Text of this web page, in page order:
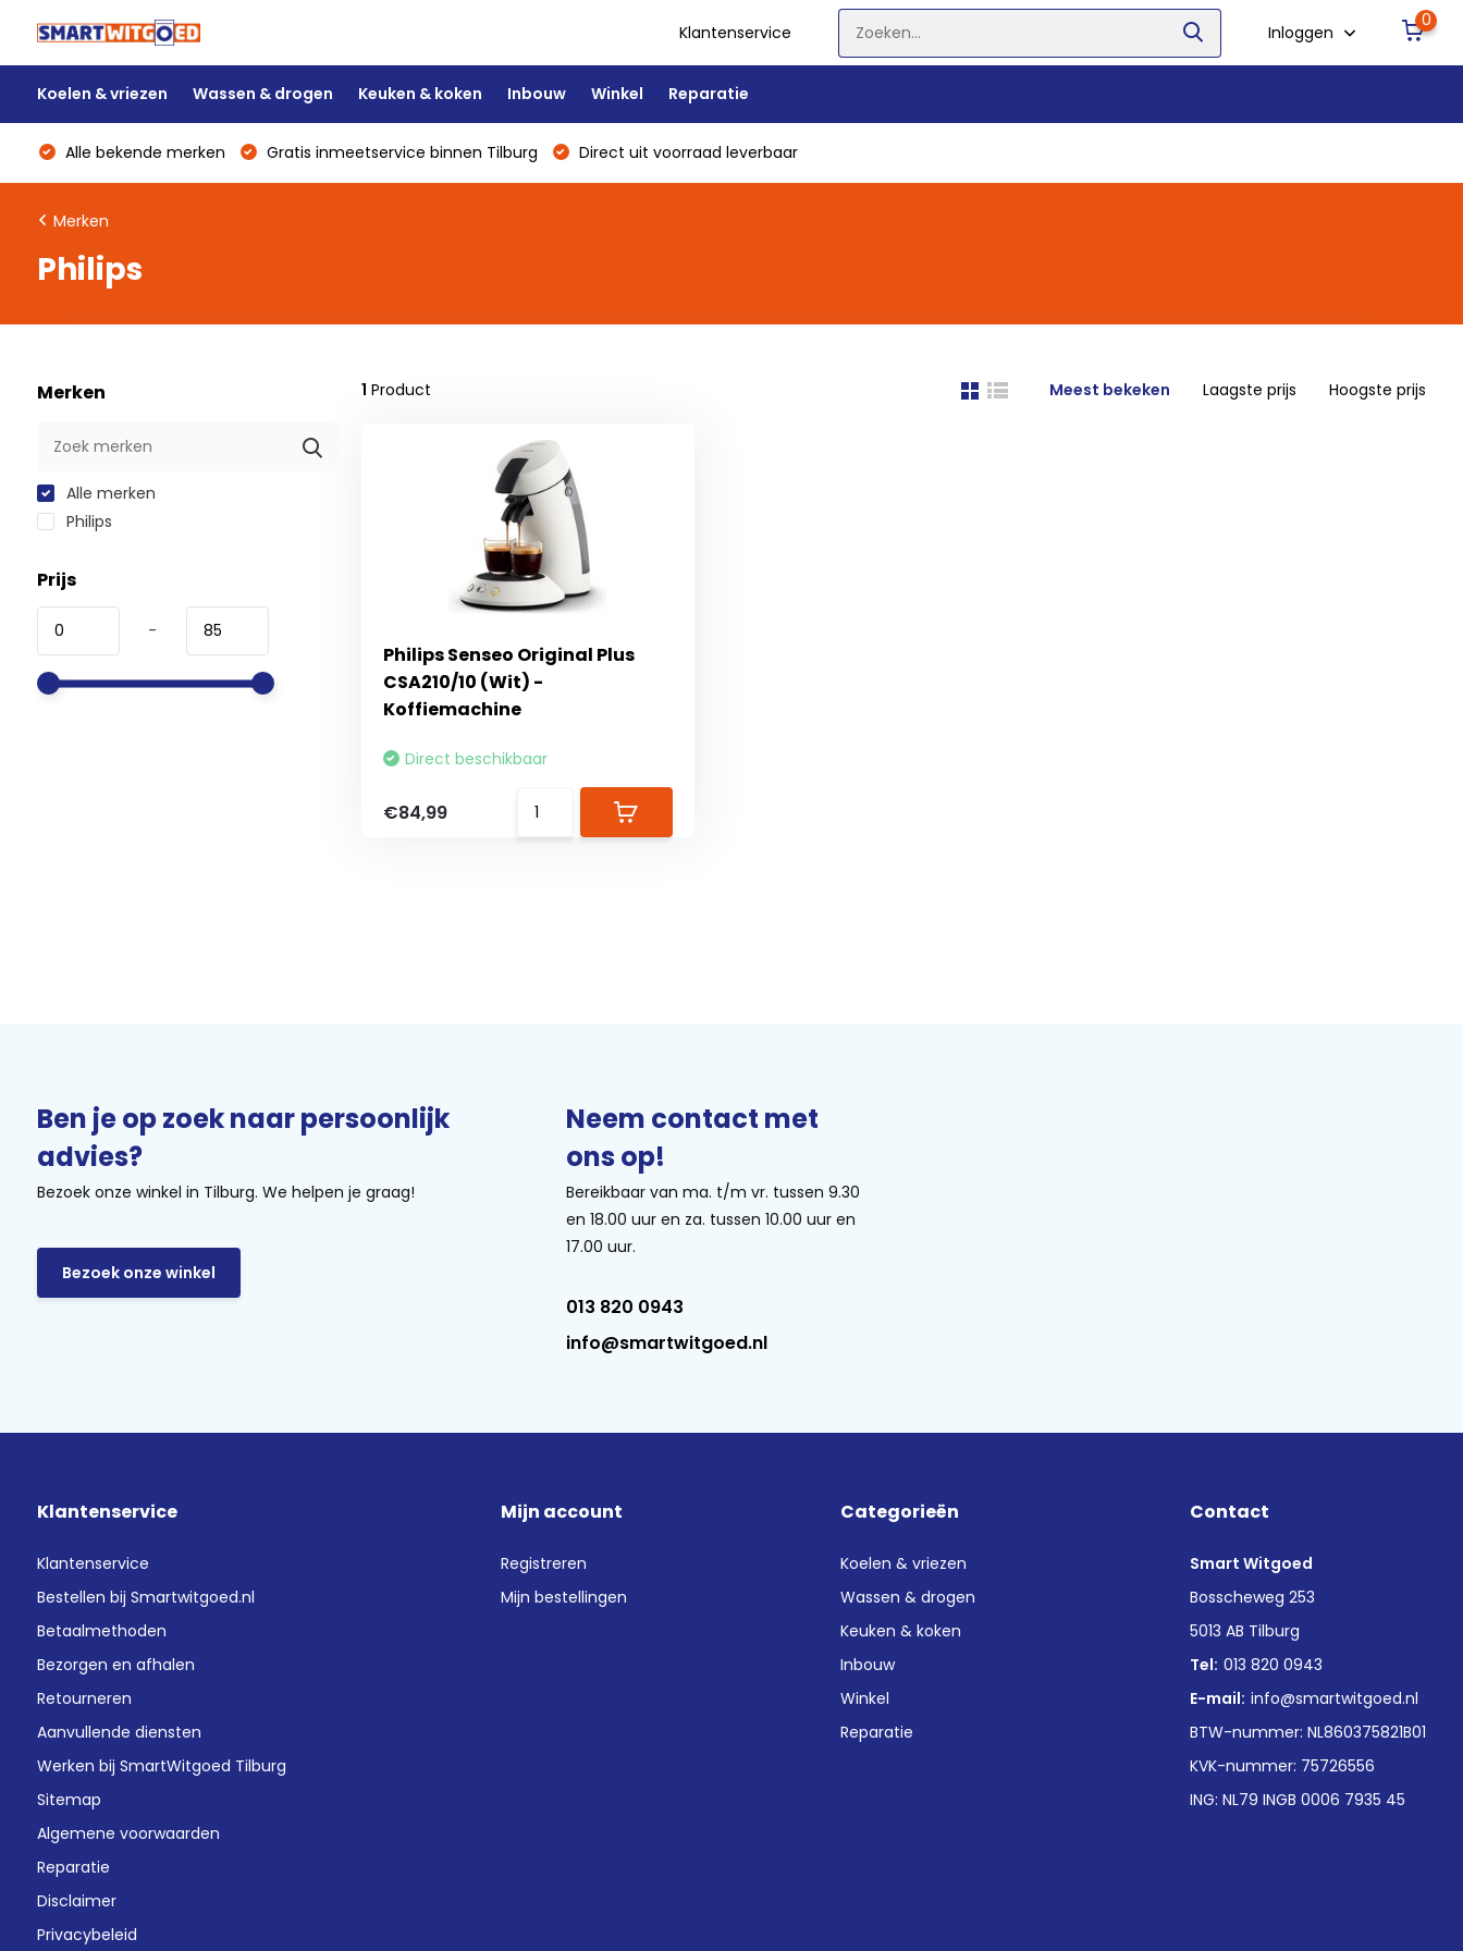
Klantenservice Inloggen
0
Koelen & vriezen Wassen & drogen Keuken & koken Inbouw Winkel Reparatie
Alle bekende merken Gratis inmeetservice binnen Tilburg Direct uit voorraad leverbaar
Merken
Philips
Merken
Alle merken
Philips
Prijs
-
1 Product Meest bekeken Laagste prijs Hoogste prijs
Philips Senseo Original Plus
CSA210/10 (Wit) -
Koffiemachine
Direct beschikbaar
€84,99
Ben je op zoek naar persoonlijk
advies?
Bezoek onze winkel in Tilburg. We helpen je graag!
Bezoek onze winkel
Neem contact met
ons op!
Bereikbaar van ma. t/m vr. tussen 9.30
en 18.00 uur en za. tussen 10.00 uur en
17.00 uur.
013 820 0943
info@smartwitgoed.nl
Klantenservice
Klantenservice
Bestellen bij Smartwitgoed.nl
Betaalmethoden
Bezorgen en afhalen
Retourneren
Aanvullende diensten
Werken bij SmartWitgoed Tilburg
Sitemap
Algemene voorwaarden
Reparatie
Disclaimer
Privacybeleid
Mijn account
Registreren
Mijn bestellingen
Categorieën
Koelen & vriezen
Wassen & drogen
Keuken & koken
Inbouw
Winkel
Reparatie
Contact
Smart Witgoed
Bosscheweg 253
5013 AB Tilburg
Tel: 013 820 0943
E-mail: info@smartwitgoed.nl
BTW-nummer: NL860375821B01
KVK-nummer: 75726556
ING: NL79 INGB 0006 7935 45